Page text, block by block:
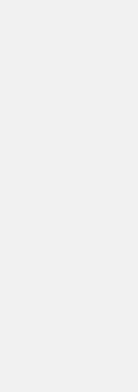
不锈钢